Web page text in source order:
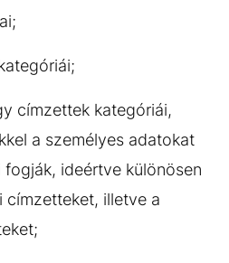
címzettek kategóriái,
a személyes adatokat
ideértve különösen
címzetteket, illetve a